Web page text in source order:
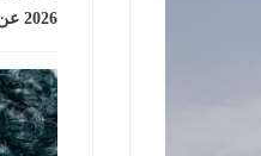
2026 عن الكوارث والزلازل تشعل مواقع التواصل